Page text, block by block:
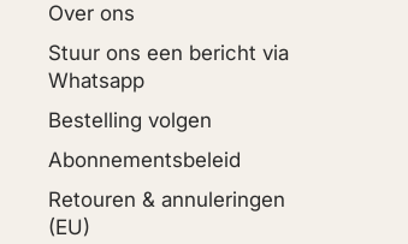
Over ons
Stuur ons een bericht via
Whatsapp
Bestelling volgen
Abonnementsbeleid
Retouren & annuleringen
(EU)